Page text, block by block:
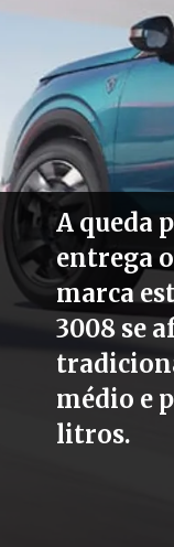
A queda
entrega
marca
3008 se
médio e
litros.